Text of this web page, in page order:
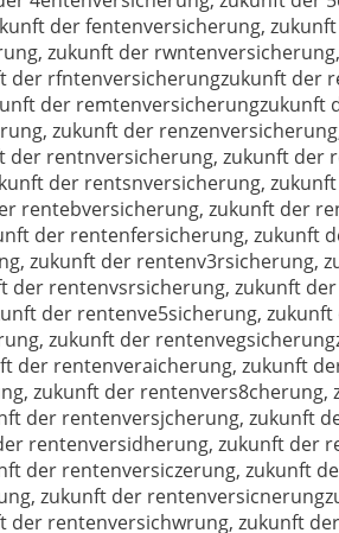
der fentenversicherung,
zukunft der
rfntenversicherungzukunft der
der
zukunft der
rentnversicherung, zukunft
der rentsnversicherung,
rentebversicherung, zukunft der
der rentenfersicherung, zukunft
zukunft der rentenv3rsicherung,
rentenvsrsicherung, zukunft
der rentenve5sicherung,
zukunft der
der rentenveraicherung, zukunft
zukunft der
der rentenversjcherung, zukunft
rentenversidherung, zukunft der
der rentenversiczerung, zukunft
zukunft der
rentenversichwrung, zukunft